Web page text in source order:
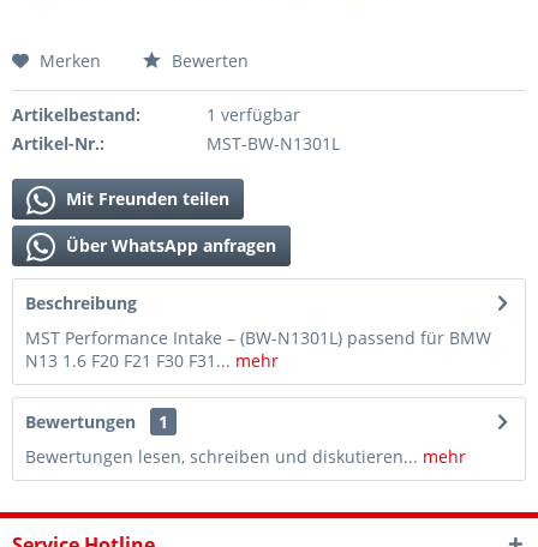
Merken Bewerten
Artikelbestand:
1 verfügbar
Artikel-Nr.:
MST-BW-N1301L
Mit Freunden teilen
Über WhatsApp anfragen
Beschreibung
MST Performance Intake – (BW-N1301L) passend für BMW
N13 1.6 F20 F21 F30 F31... mehr
Bewertungen
1
Bewertungen lesen, schreiben und diskutieren... mehr